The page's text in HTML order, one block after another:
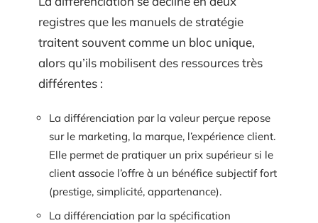
registres que les manuels de stratégie
traitent souvent comme un bloc unique,
alors qu’ils mobilisent des ressources très
différentes :
La différenciation par la valeur perçue repose
sur le marketing, la marque, l’expérience client.
Elle permet de pratiquer un prix supérieur si le
client associe l’offre à un bénéfice subjectif fort
(prestige, simplicité, appartenance).
La différenciation par la spécification